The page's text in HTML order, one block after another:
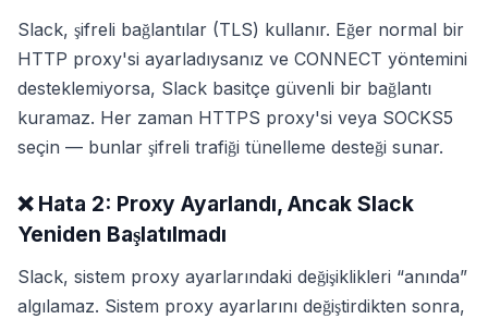
Slack, şifreli bağlantılar (TLS) kullanır. Eğer normal bir
HTTP proxy'si ayarladıysanız ve CONNECT yöntemini
desteklemiyorsa, Slack basitçe güvenli bir bağlantı
kuramaz. Her zaman HTTPS proxy'si veya SOCKS5
seçin — bunlar şifreli trafiği tünelleme desteği sunar.
❌ Hata 2: Proxy Ayarlandı, Ancak Slack
Yeniden Başlatılmadı
Slack, sistem proxy ayarlarındaki değişiklikleri “anında”
algılamaz. Sistem proxy ayarlarını değiştirdikten sonra,